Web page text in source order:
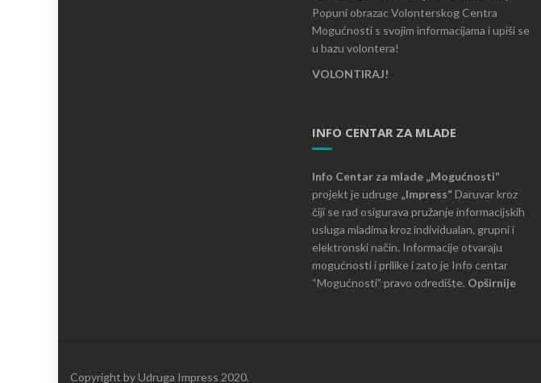
Popuni obrazac Volonterskog Centra
Mogućnosti s svojim informacijama i upiši se
u bazu volontera!
VOLONTIRAJ!
INFO CENTAR ZA MLADE
Info Centar za mlade „Mogućnosti“
projekt je udruge „Impress“Daruvar kroz
čiji se rad osigurava pružanje informacijskih
usluga mladima kroz individualan, grupni i
elektronski način. Informacije otvaraju
mogućnosti i prilike i zato je Info centar
“Mogućnosti” pravo odredište. Opširnije
Copyright by Udruga Impress 2020.